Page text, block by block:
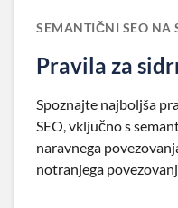
SEMANTIČNI SEO NA
Pravila za
Spoznajte najboljša
SEO, vključno s
naravnega
notranjega